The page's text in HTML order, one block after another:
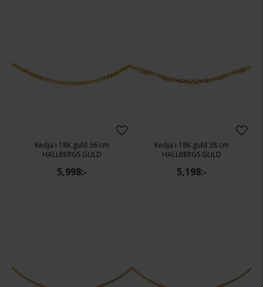
Kedja i 18K guld 36 cm
HALLBERGS GULD
5,998:-
Kedja i 18K guld 38 cm
HALLBERGS GULD
5,198:-